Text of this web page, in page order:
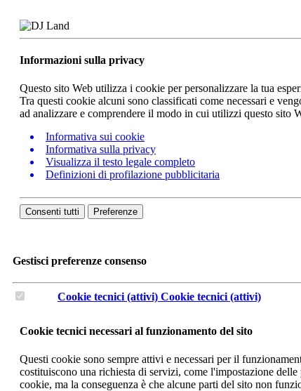
Informazioni sulla privacy
Questo sito Web utilizza i cookie per personalizzare la tua
Tra questi cookie alcuni sono classificati come necessari e
ad analizzare e comprendere il modo in cui utilizzi questo sito
Informativa sui cookie
Informativa sulla privacy
Visualizza il testo legale completo
Definizioni di profilazione pubblicitaria
Consenti tutti Preferenze
Gestisci preferenze consenso
Cookie tecnici (attivi) Cookie tecnici (attivi)
Cookie tecnici necessari al funzionamento del sito
Questi cookie sono sempre attivi e necessari per il
costituiscono una richiesta di servizi, come l'impostazione
cookie, ma la conseguenza è che alcune parti del sito non